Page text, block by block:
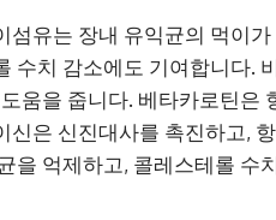
섬유는 장내 유익균의 먹이가
수치 감소에도 기여합니다.
움을 줍니다. 베타카로틴은
신은 신진대사를 촉진하고,
을 억제하고, 콜레스테롤 수